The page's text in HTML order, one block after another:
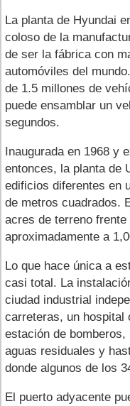
La planta de Hyundai
coloso de la
de ser la fábrica con
automóviles del
de 1.5 millones de
puede ensamblar un
segundos.
Inaugurada en 1968 y
entonces, la planta de
edificios diferentes en
de metros cuadrados.
acres de terreno
aproximadamente a
Lo que hace única a
casi total. La
ciudad industrial
carreteras, un hospital
estación de
aguas residuales y
donde algunos de los
El puerto adyacente